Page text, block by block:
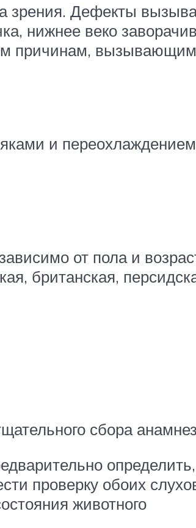
зрения. Дефекты
нижнее веко
причинам, вызывающим
и
от пола и
британская,
сбора
проверку обоих
животного